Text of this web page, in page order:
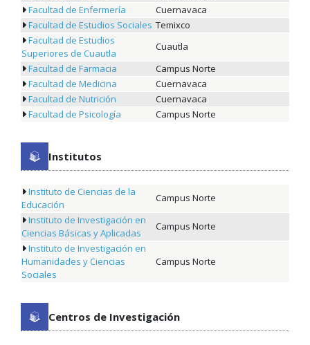
Facultad de Enfermería
Cuernavaca
Facultad de Estudios Sociales Temixco
Facultad de Estudios
Superiores de Cuautla
Cuautla
Facultad de Farmacia
Campus Norte
Facultad de Medicina
Cuernavaca
Facultad de Nutrición
Cuernavaca
Facultad de Psicología
Campus Norte
Institutos
Instituto de Ciencias de la
Educación
Campus Norte
Instituto de Investigación en
Ciencias Básicas y Aplicadas
Campus Norte
Instituto de Investigación en
Humanidades y Ciencias
Sociales
Campus Norte
Centros de Investigación